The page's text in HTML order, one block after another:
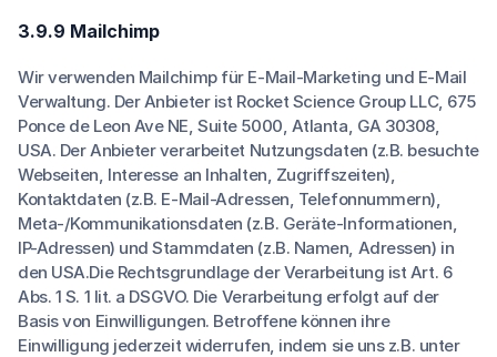
3.9.9 Mailchimp
Wir verwenden Mailchimp für E-Mail-Marketing und E-Mail
Verwaltung. Der Anbieter ist Rocket Science Group LLC, 675
Ponce de Leon Ave NE, Suite 5000, Atlanta, GA 30308,
USA. Der Anbieter verarbeitet Nutzungsdaten (z.B. besuchte
Webseiten, Interesse an Inhalten, Zugriffszeiten),
Kontaktdaten (z.B. E-Mail-Adressen, Telefonnummern),
Meta-/Kommunikationsdaten (z.B. Geräte-Informationen,
IP-Adressen) und Stammdaten (z.B. Namen, Adressen) in
den USA.Die Rechtsgrundlage der Verarbeitung ist Art. 6
Abs. 1 S. 1 lit. a DSGVO. Die Verarbeitung erfolgt auf der
Basis von Einwilligungen. Betroffene können ihre
Einwilligung jederzeit widerrufen, indem sie uns z.B. unter